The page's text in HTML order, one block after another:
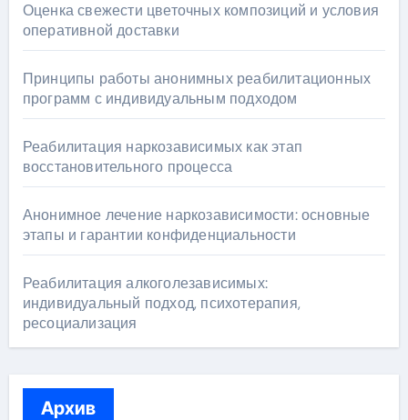
Оценка свежести цветочных композиций и условия
оперативной доставки
Принципы работы анонимных реабилитационных
программ с индивидуальным подходом
Реабилитация наркозависимых как этап
восстановительного процесса
Анонимное лечение наркозависимости: основные
этапы и гарантии конфиденциальности
Реабилитация алкоголезависимых:
индивидуальный подход, психотерапия,
ресоциализация
Архив